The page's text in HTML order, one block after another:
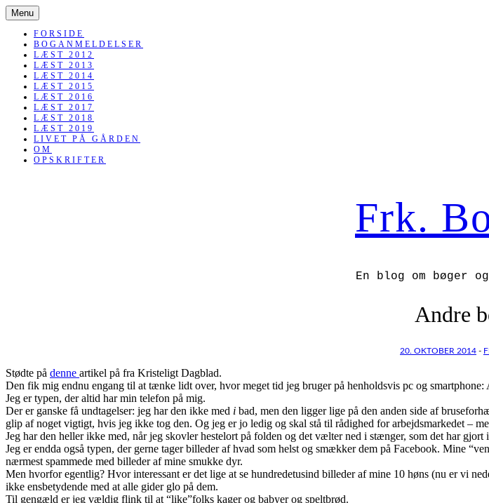
Menu SKIP
TO
CONTENT
FORSIDE
BOGANMELDELSER
LÆST 2012
LÆST 2013
LÆST 2014
LÆST 2015
LÆST 2016
LÆST 2017
LÆST 2018
LÆST 2019
LIVET PÅ GÅRDEN
OM
OPSKRIFTER
Frk.
En blog om bøger
Andre
20. OKTOBER 2014 -
Stødte på denne artikel på fra Kristeligt Dagblad.
Den fik mig endnu engang til at tænke lidt over, hvor meget tid jeg bruger på henholdsvis pc og smartphone:
Jeg er typen, der altid har min telefon på mig.
Der er ganske få undtagelser: jeg har den ikke med i bad, men den ligger lige på den anden side af
glip af noget vigtigt, hvis jeg ikke tog den. Og jeg er jo ledig og skal stå til rådighed for arbejdsmarkedet –
Jeg har den heller ikke med, når jeg skovler hestelort på folden og det vælter ned i stænger, som det har
Jeg er endda også typen, der gerne tager billeder af hvad som helst og smækker dem på Facebook. Mine
nærmest spammede med billeder af mine smukke dyr.
Men hvorfor egentlig? Hvor interessant er det lige at se hundredetusind billeder af mine 10 høns (nu er vi
ikke ensbetydende med at alle gider glo på dem.
Til gengæld er jeg vældig flink til at “like”folks kager og babyer og speltbrød.